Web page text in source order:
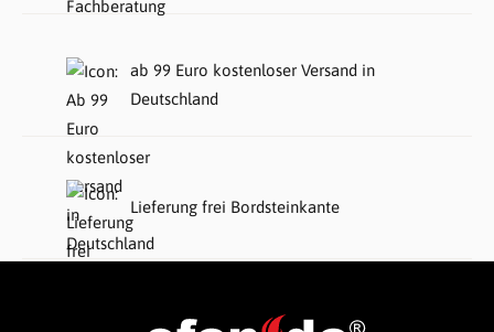
ab 99 Euro kostenloser Versand in
Deutschland
Lieferung frei Bordsteinkante